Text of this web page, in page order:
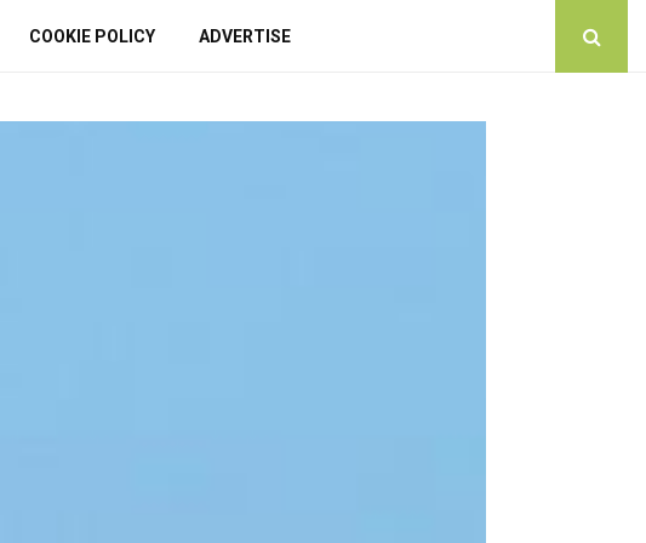
COOKIE POLICY ADVERTISE